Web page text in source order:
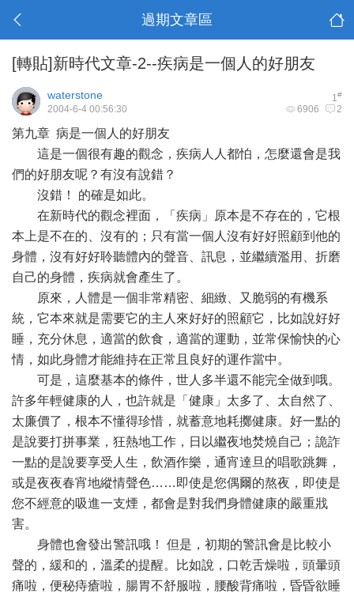
過期文章區
[轉貼]新時代文章-2--疾病是一個人的好朋友
1#
waterstone
6906 2
2004-6-4 00:56:30
第九章 病是一個人的好朋友
這是一個很有趣的觀念，疾病人人都怕，怎麼還會是我
們的好朋友呢？有沒有說錯？
沒錯！ 的確是如此。
在新時代的觀念裡面，「疾病」原本是不存在的，它根
本上是不在的、沒有的；只有當一個人沒有好好照顧到他的
身體，沒有好好聆聽體內的聲音、訊息，並繼續濫用、折磨
自己的身體，疾病就會產生了。
原來，人體是一個非常精密、細緻、又脆弱的有機系
統，它本來就是需要它的主人來好好的照顧它，比如說好好
睡，充分休息，適當的飲食，適當的運動，並常保愉快的心
情，如此身體才能維持在正常且良好的運作當中。
可是，這麼基本的條件，世人多半還不能完全做到哦。
許多年輕健康的人，也許就是「健康」太多了、太自然了、
太廉價了，根本不懂得珍惜，就蓄意地耗擲健康。好一點的
是說要打拼事業，狂熱地工作，日以繼夜地焚燒自己；詭詐
一點的是說要享受人生，飲酒作樂，通宵達旦的唱歌跳舞，
或是夜夜春宵地縱情聲色……即使是您偶爾的熬夜，即使是
您不經意的吸進一支煙，都會是對我們身體健康的嚴重戕
害。
身體也會發出警訊哦！ 但是，初期的警訊會是比較小
聲的，緩和的，溫柔的提醒。比如說，口乾舌燥啦，頭暈頭
痛啦，便秘痔瘡啦，腸胃不舒服啦，腰酸背痛啦，昏昏欲睡